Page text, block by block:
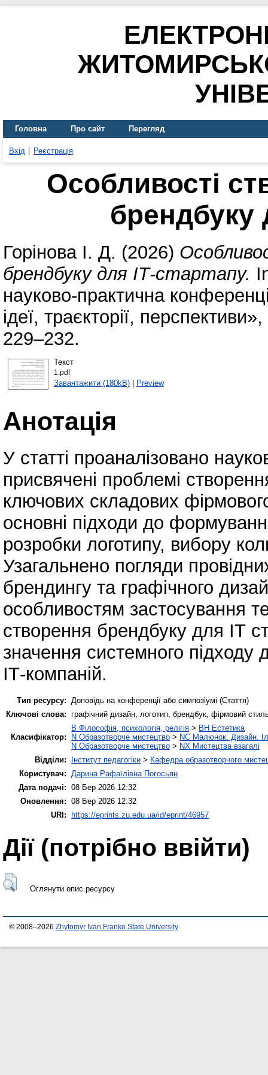
Головна Про сайт Перегляд
Вхід Реєстрація
Особливості
брендбуку
Горінова І. Д. (2026)
брендбуку для ІТ-стартапу.
науково-практична
ідеї, траєкторії,
229–232.
Текст
1.pdf
Завантажити (180kB)| Preview
Анотація
У статті проаналізовано
присвячені проблемі
ключових складових
основні підходи до
розробки логотипу, вибору
Узагальнено погляди
брендингу та графічного
особливостям застосування
створення брендбуку для ІТ
значення системного підходу
ІТ-компаній.
Тип ресурсу:
Доповідь на конференції або симпозіумі (Стаття)
Ключові слова: графічний дизайн, логотип, брендбук, фірмовий
Класифікатор:
B Філософія, психологія, релігія > BH Естетика
N Образотворче мистецтво > NC Малюнок. Дизайн.
N Образотворче мистецтво > NX Мистецтва взагалі
Відділи:
Інститут педагогіки > Кафедра образотворчого
Користувач:
Дарина Рафаїлівна Погосьян
Дата подачі: 08 Бер 2026 12:32
Оновлення: 08 Бер 2026 12:32
URI: https://eprints.zu.edu.ua/id/eprint/46957
Дії ​​(потрібно ввійти)
Оглянути опис ресурсу
© 2008–2026 Zhytomyr Ivan Franko State University